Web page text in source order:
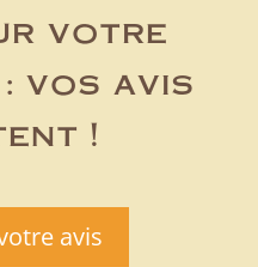
votre
vos avis
!
avis